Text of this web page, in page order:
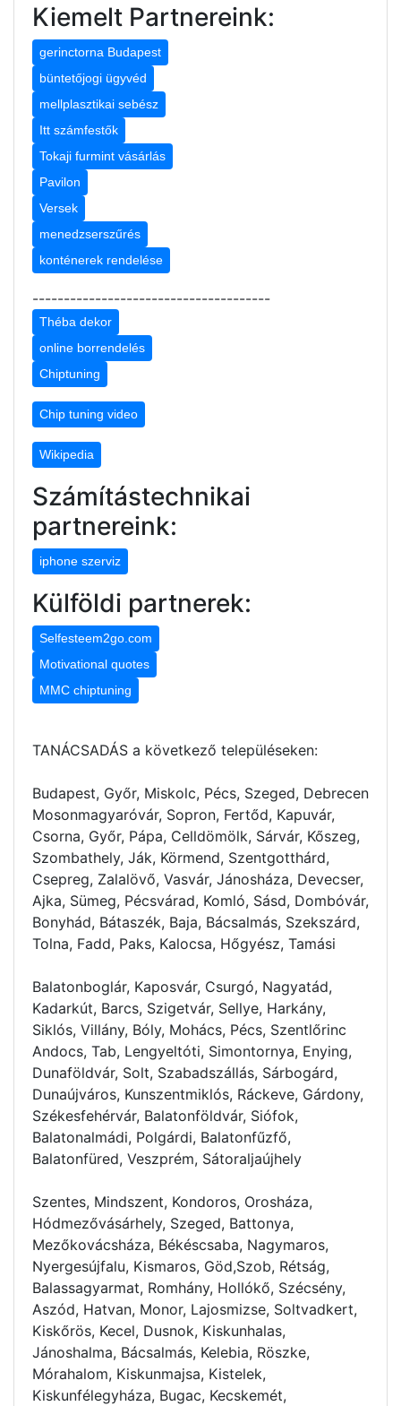
Kiemelt Partnereink:
gerinctorna Budapest
büntetőjogi ügyvéd
mellplasztikai sebész
Itt számfestők
Tokaji furmint vásárlás
Pavilon
Versek
menedzserszűrés
konténerek rendelése
--------------------------------------
Théba dekor
online borrendelés
Chiptuning
Chip tuning video
Wikipedia
Számítástechnikai
partnereink:
iphone szerviz
Külföldi partnerek:
Selfesteem2go.com
Motivational quotes
MMC chiptuning
TANÁCSADÁS a következő településeken:
Budapest, Győr, Miskolc, Pécs, Szeged, Debrecen
Mosonmagyaróvár, Sopron, Fertőd, Kapuvár,
Csorna, Győr, Pápa, Celldömölk, Sárvár, Kőszeg,
Szombathely, Ják, Körmend, Szentgotthárd,
Csepreg, Zalalövő, Vasvár, Jánosháza, Devecser,
Ajka, Sümeg, Pécsvárad, Komló, Sásd, Dombóvár,
Bonyhád, Bátaszék, Baja, Bácsalmás, Szekszárd,
Tolna, Fadd, Paks, Kalocsa, Hőgyész, Tamási
Balatonboglár, Kaposvár, Csurgó, Nagyatád,
Kadarkút, Barcs, Szigetvár, Sellye, Harkány,
Siklós, Villány, Bóly, Mohács, Pécs, Szentlőrinc
Andocs, Tab, Lengyeltóti, Simontornya, Enying,
Dunaföldvár, Solt, Szabadszállás, Sárbogárd,
Dunaújváros, Kunszentmiklós, Ráckeve, Gárdony,
Székesfehérvár, Balatonföldvár, Siófok,
Balatonalmádi, Polgárdi, Balatonfűzfő,
Balatonfüred, Veszprém, Sátoraljaújhely
Szentes, Mindszent, Kondoros, Orosháza,
Hódmezővásárhely, Szeged, Battonya,
Mezőkovácsháza, Békéscsaba, Nagymaros,
Nyergesújfalu, Kismaros, Göd,Szob, Rétság,
Balassagyarmat, Romhány, Hollókő, Szécsény,
Aszód, Hatvan, Monor, Lajosmizse, Soltvadkert,
Kiskőrös, Kecel, Dusnok, Kiskunhalas,
Jánoshalma, Bácsalmás, Kelebia, Röszke,
Mórahalom, Kiskunmajsa, Kistelek,
Kiskunfélegyháza, Bugac, Kecskemét,